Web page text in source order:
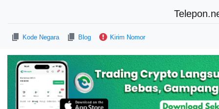
Kode Negara Blog Kirim Nomor